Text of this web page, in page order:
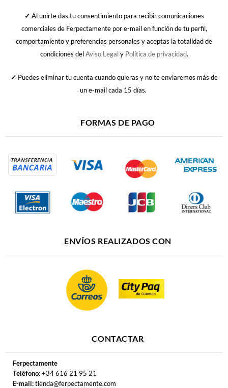
✓ Al unirte das tu consentimiento para recibir comunicaciones
comerciales de Ferpectamente por e-mail en función de tu perfil,
comportamiento y preferencias personales y aceptas la totalidad de
condiciones delAviso Legaly Política de privacidad.
✓ Puedes eliminar tu cuenta cuando quieras y no te enviaremos más de
un e-mail cada 15 días.
FORMAS DE PAGO
ENVÍOS REALIZADOS CON
CONTACTAR
Ferpectamente
Teléfono:+34 616 21 95 21
E-mail:tienda@ferpectamente.com